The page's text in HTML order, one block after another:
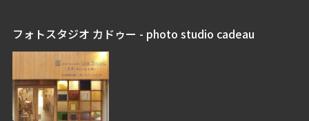
フォトスタジオ カドゥー - photo studio cadeau